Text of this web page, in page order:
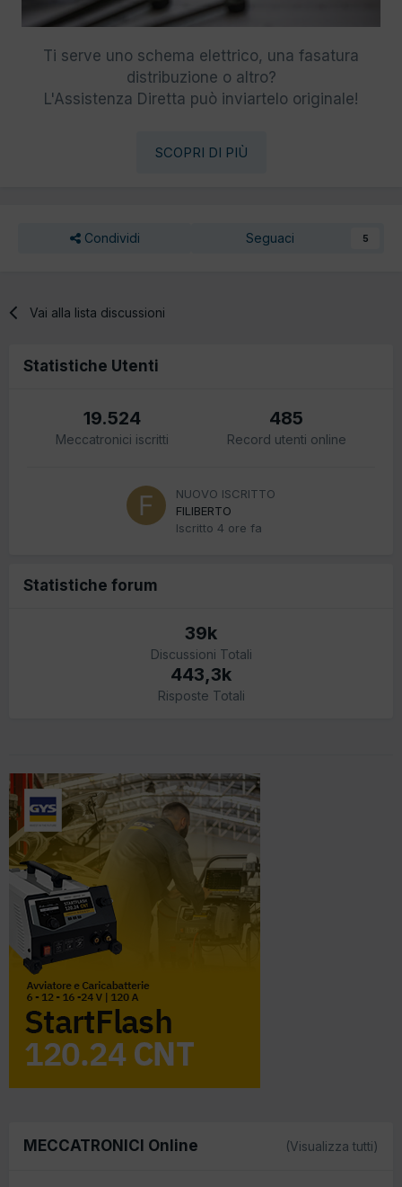
Ti serve uno schema elettrico, una fasatura
distribuzione o altro?
L'Assistenza Diretta può inviartelo originale!
SCOPRI DI PIÙ
Condividi Seguaci 5
Vai alla lista discussioni
Statistiche Utenti
19.524
Meccatronici iscritti
485
Record utenti online
NUOVO ISCRITTO
FILIBERTO
Iscritto 4 ore fa
Statistiche forum
39k
Discussioni Totali
443,3k
Risposte Totali
MECCATRONICI Online (Visualizza tutti)